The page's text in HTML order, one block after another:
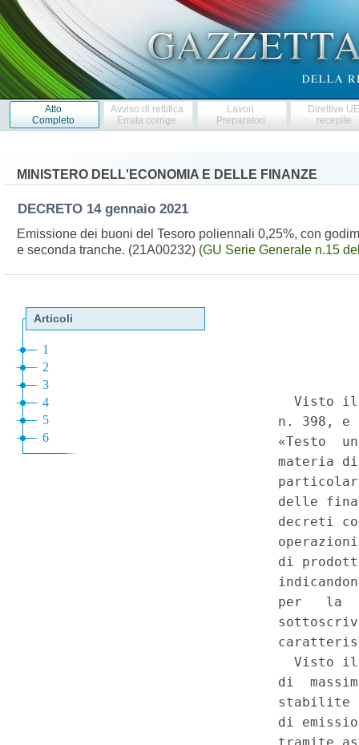
Atto
Completo
Avviso di rettifica
Errata corrige
Lavori
Preparatori
Direttive
recepite
MINISTERO DELL'ECONOMIA E DELLE FINANZE
DECRETO 14 gennaio 2021
Emissione dei buoni del Tesoro poliennali 0,25%, con
e seconda tranche. (21A00232) (GU Serie Generale n.15